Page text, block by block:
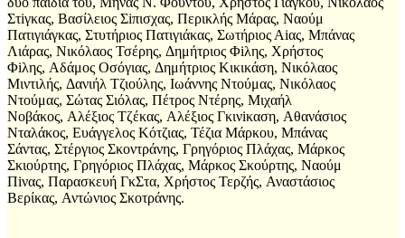
Στiγκας, Βασίλειος Σiπισχας, Περικλής Μάρας, Ναούμ
Πατιγιάγκας, Στυτήριος Πατιγιάκας, Σωτήριος Αiας, Μπάνας
Λιάρας, Νικόλαος Τσέρης, Δημήτριος Φiλης, Χρήστος
Φiλης, Αδάμος Οσόγιας, Δημήτριος Κικικάση, Νικόλαος
Μιντιλής, Δανιήλ Τζιούλης, Ιωάννης Ντούμας, Νικόλαος
Ντούμας, Σώτας Σιόλας, Πέτρος Ντέρης, Μιχαήλ
Νοβάκος, Αλέξιος Τζέκας, Αλέξιος Γκινiκαση, Αθανάσιος
Νταλάκος, Ευάγγελος Κότζιας, Τέζια Μάρκου, Μπάνας
Σάντας, Στέργιος Σκοντράνης, Γρηγόριος Πλάχας, Μάρκος
Σκιούρτης, Γρηγόριος Πλάχας, Μάρκος Σκούρτης, Ναούμ
Πiνας, Παρασκευή ΓκΣτα, Χρήστος Τερζής, Αναστάσιος
Βερίκας, Αντώνιος Σκοτράνης.